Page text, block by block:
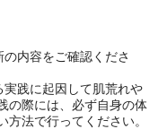
内容をご確認くださ
践に起因して肌荒れや
の際には、必ず自身の体
法で行ってください。